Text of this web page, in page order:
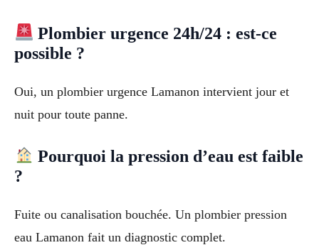
Plombier urgence 24h/24 : est-ce
possible ?
Oui, un plombier urgence Lamanon intervient jour et
nuit pour toute panne.
Pourquoi la pression d’eau est faible
?
Fuite ou canalisation bouchée. Un plombier pression
eau Lamanon fait un diagnostic complet.